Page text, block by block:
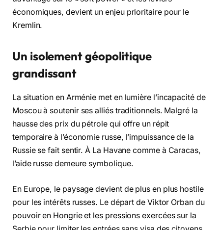
économiques, devient un enjeu prioritaire pour le
Kremlin.
Un isolement géopolitique
grandissant
La situation en Arménie met en lumière l’incapacité de
Moscou à soutenir ses alliés traditionnels. Malgré la
hausse des prix du pétrole qui offre un répit
temporaire à l’économie russe, l’impuissance de la
Russie se fait sentir. À La Havane comme à Caracas,
l’aide russe demeure symbolique.
En Europe, le paysage devient de plus en plus hostile
pour les intérêts russes. Le départ de Viktor Orban du
pouvoir en Hongrie et les pressions exercées sur la